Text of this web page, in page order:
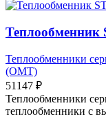
Теплообменник
Теплообменники
(OMT)
51147 ₽
Теплообменники
теплообменники с